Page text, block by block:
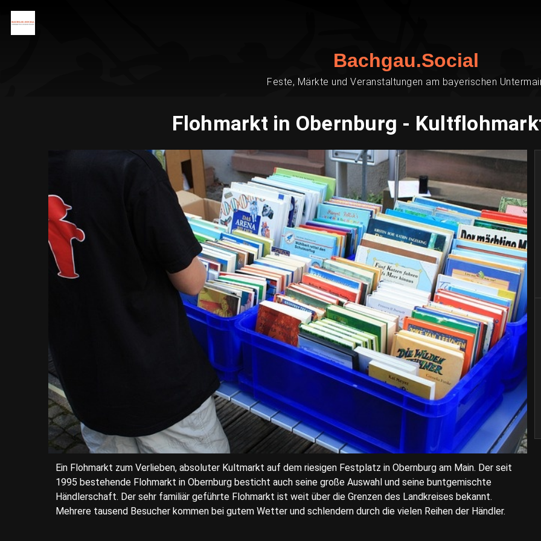
Bachgau.Social
Feste, Märkte und Veranstaltungen am bayerischen
Flohmarkt in Obernburg -
Ein Flohmarkt zum Verlieben, absoluter Kultmarkt auf dem riesigen Festplatz in Obernburg am Main. Der seit
1995 bestehende Flohmarkt in Obernburg besticht auch seine große Auswahl und seine buntgemischte
Händlerschaft. Der sehr familiär geführte Flohmarkt ist weit über die Grenzen des Landkreises bekannt.
Mehrere tausend Besucher kommen bei gutem Wetter und schlendern durch die vielen Reihen der Händler.